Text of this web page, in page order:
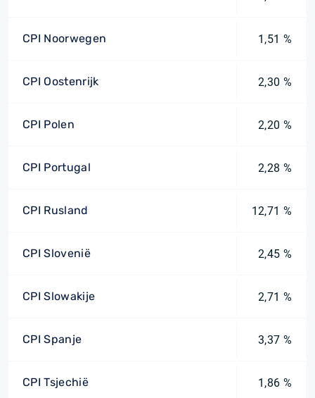
CPI Noorwegen 1,51 %
CPI Oostenrijk 2,30 %
CPI Polen 2,20 %
CPI Portugal 2,28 %
CPI Rusland 12,71 %
CPI Slovenië 2,45 %
CPI Slowakije 2,71 %
CPI Spanje 3,37 %
CPI Tsjechië 1,86 %